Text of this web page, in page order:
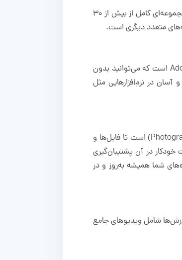
با اکانت Adobe Creative شما به طیف گسترده‌ای از نرم‌افزارهای محبوب و تخصصی ادوبی دسترسی خواهید داشت. این اکانت، مجموعه‌ای کامل از بیش از ۳۰
متعدد دیگری است.
منابع اکانت Creative Cloud شامل هزاران فونت منحصر به فرد از سرویس Adobe Fonts و تصاویر حرفه‌ای استوک از Adobe Stock است که می‌توانید بدون
آسان در نرم‌افزارهایی مثل
یکی از مزیت‌های بسیار مهم این اکانت، فضای ابری امن و اختصاصی به حجم ۱۰۰ گیگابایت (پلن all apps) و 1 ترابایت (پلن Photography) است تا فایل‌ها و
خودکار در آن پشتیبان‌گیری
شما همیشه به‌روز و در
شامل ویدیوهای جامع